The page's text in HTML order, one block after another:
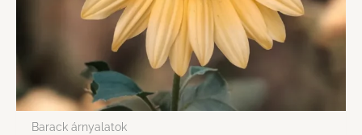
Barack árnyalatok